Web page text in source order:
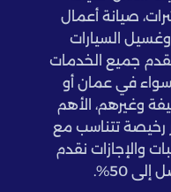
صيانة أعمال
وغسيل السيارات
جميع الخدمات
سواء في عمان أو
وغيرهم، الأهم
رخيصة تتناسب مع
والإجازات نقدم
50%.